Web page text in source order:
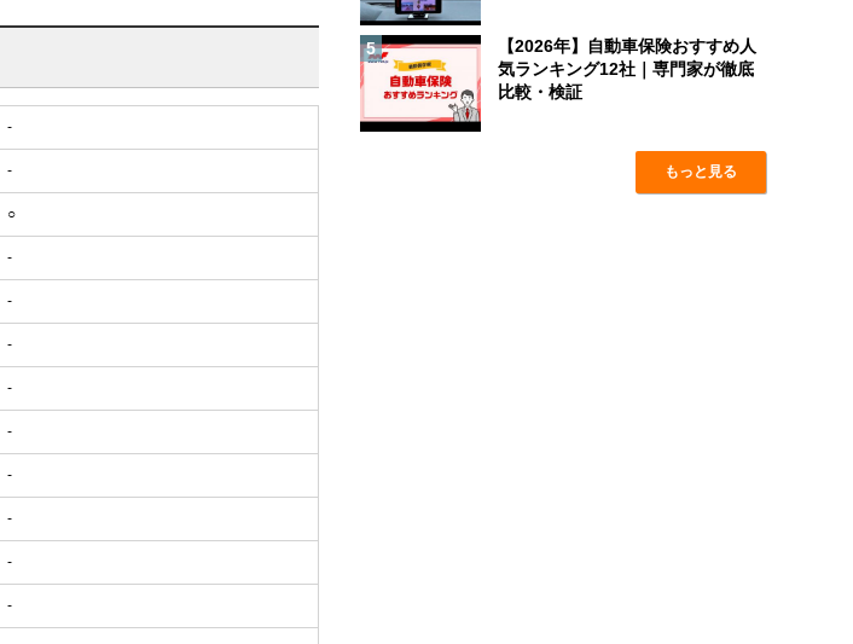
-
-
○
-
-
-
-
-
-
-
-
-
5
【2026年】自動車保険おすすめ人
気ランキング12社｜専門家が徹底
比較・検証
もっと見る